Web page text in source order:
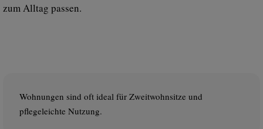
zum Alltag passen.
Wohnungen sind oft ideal für Zweitwohnsitze und
pflegeleichte Nutzung.